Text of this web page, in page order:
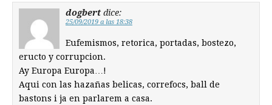
dogbert dice:
25/09/2019 a las 18:38
Eufemismos, retorica, portadas, bostezo,
eructo y corrupcion.
Ay Europa Europa…!
Aqui con las hazañas belicas, correfocs, ball de
bastons i ja en parlarem a casa.